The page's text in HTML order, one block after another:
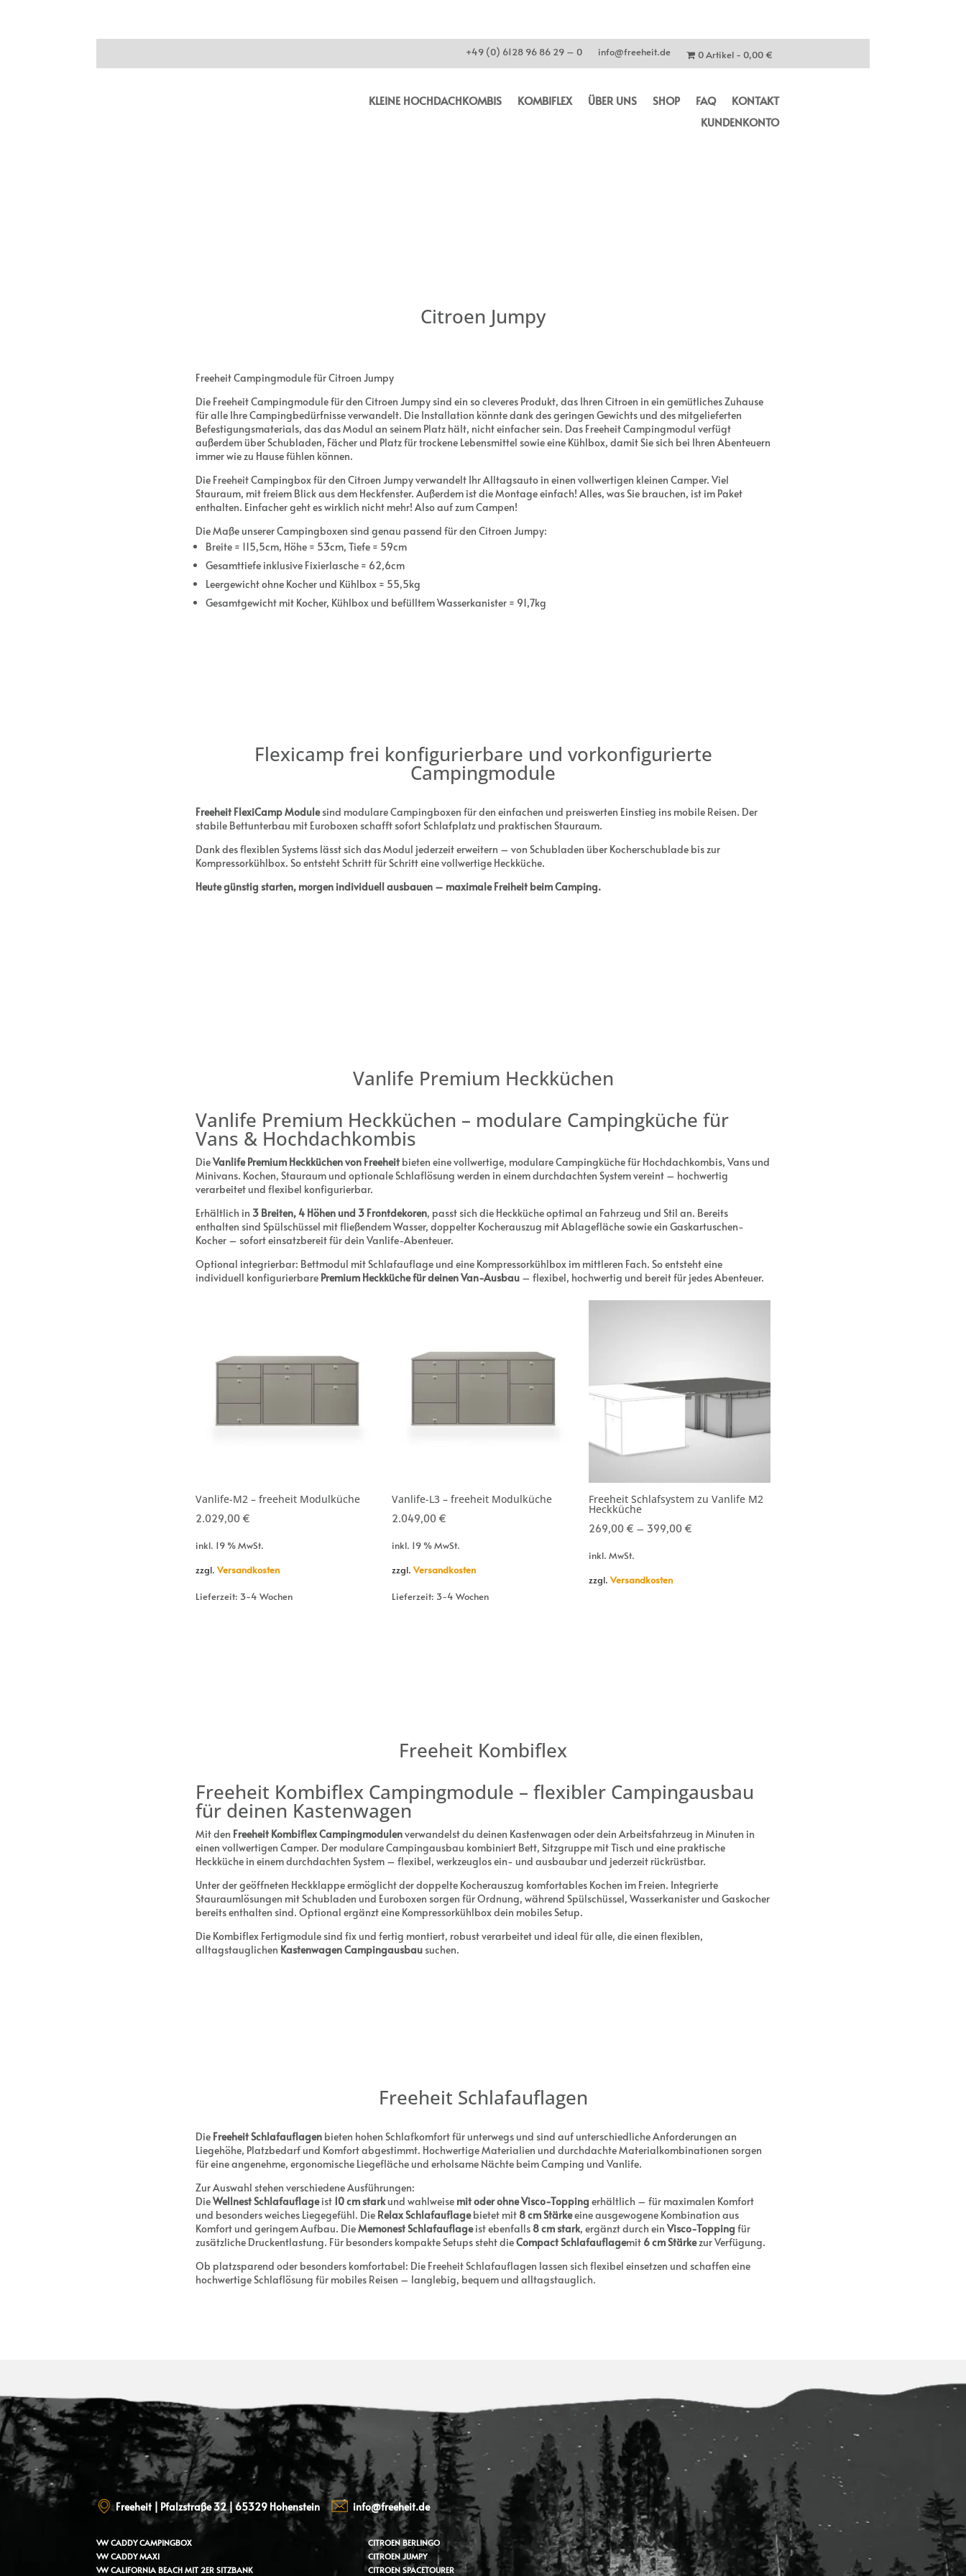
+49 (0) 6128 96 86 29 – 0 info@freeheit.de 0 Artikel 0,00 €
KLEINE HOCHDACHKOMBIS KOMBIFLEX ÜBER UNS SHOP FAQ
KONTAKT
KUNDENKONTO
Citroen Jumpy
Freeheit Campingmodule für Citroen Jumpy
Die Freeheit Campingmodule für den Citroen Jumpy sind ein so cleveres Produkt, das Ihren Citroen in ein gemütliches Zuhause
für alle Ihre Campingbedürfnisse verwandelt. Die Installation könnte dank des geringen Gewichts und des mitgelieferten
Befestigungsmaterials, das das Modul an seinem Platz hält, nicht einfacher sein. Das Freeheit Campingmodul verfügt
außerdem über Schubladen, Fächer und Platz für trockene Lebensmittel sowie eine Kühlbox, damit Sie sich bei Ihren Abenteuern
immer wie zu Hause fühlen können.
Die Freeheit Campingbox für den Citroen Jumpy verwandelt Ihr Alltagsauto in einen vollwertigen kleinen Camper. Viel
Stauraum, mit freiem Blick aus dem Heckfenster. Außerdem ist die Montage einfach! Alles, was Sie brauchen, ist im Paket
enthalten. Einfacher geht es wirklich nicht mehr! Also auf zum Campen!
Die Maße unserer Campingboxen sind genau passend für den Citroen Jumpy:
Breite = 115,5cm, Höhe = 53cm, Tiefe = 59cm
Gesamttiefe inklusive Fixierlasche = 62,6cm
Leergewicht ohne Kocher und Kühlbox = 55,5kg
Gesamtgewicht mit Kocher, Kühlbox und befülltem Wasserkanister = 91,7kg
Flexicamp frei konfigurierbare und vorkonfigurierte
Campingmodule
Freeheit FlexiCamp Modulesind modulare Campingboxen für den einfachen und preiswerten Einstieg ins mobile Reisen. Der
stabile Bettunterbau mit Euroboxen schafft sofort Schlafplatz und praktischen Stauraum.
Dank des flexiblen Systems lässt sich das Modul jederzeit erweitern – von Schubladen über Kocherschublade bis zur
Kompressorkühlbox. So entsteht Schritt für Schritt eine vollwertige Heckküche.
Heute günstig starten, morgen individuell ausbauen – maximale Freiheit beim Camping.
Vanlife Premium Heckküchen
Vanlife Premium Heckküchen – modulare Campingküche für
Vans & Hochdachkombis
DieVanlife Premium Heckküchen von Freeheit bieten eine vollwertige, modulare Campingküche für Hochdachkombis, Vans und
Minivans. Kochen, Stauraum und optionale Schlaflösung werden in einem durchdachten System vereint – hochwertig
verarbeitet und flexibel konfigurierbar.
Erhältlich in 3 Breiten, 4 Höhen und 3 Frontdekoren, passt sich die Heckküche optimal an Fahrzeug und Stil an. Bereits
enthalten sind Spülschüssel mit fließendem Wasser, doppelter Kocherauszug mit Ablagefläche sowie ein Gaskartuschen-
Kocher – sofort einsatzbereit für dein Vanlife-Abenteuer.
Optional integrierbar: Bettmodul mit Schlafauflage und eine Kompressorkühlbox im mittleren Fach. So entsteht eine
individuell konfigurierbare Premium Heckküche für deinen Van-Ausbau – flexibel, hochwertig und bereit für jedes Abenteuer.
Vanlife-M2 – freeheit Modulküche
2.029,00 €
inkl. 19 % MwSt.
zzgl.Versandkosten
Lieferzeit: 3-4 Wochen
Vanlife-L3 – freeheit Modulküche
2.049,00 €
inkl. 19 % MwSt.
zzgl.Versandkosten
Lieferzeit: 3-4 Wochen
Freeheit Schlafsystem zu Vanlife M2
Heckküche
269,00 € – 399,00 €
inkl. MwSt.
zzgl.Versandkosten
Freeheit Kombiflex
Freeheit Kombiflex Campingmodule – flexibler Campingausbau
für deinen Kastenwagen
Mit den Freeheit Kombiflex Campingmodulenverwandelst du deinen Kastenwagen oder dein Arbeitsfahrzeug in Minuten in
einen vollwertigen Camper. Der modulare Campingausbau kombiniert Bett, Sitzgruppe mit Tisch und eine praktische
Heckküche in einem durchdachten System – flexibel, werkzeuglos ein- und ausbaubar und jederzeit rückrüstbar.
Unter der geöffneten Heckklappe ermöglicht der doppelte Kocherauszug komfortables Kochen im Freien. Integrierte
Stauraumlösungen mit Schubladen und Euroboxen sorgen für Ordnung, während Spülschüssel, Wasserkanister und Gaskocher
bereits enthalten sind. Optional ergänzt eine Kompressorkühlbox dein mobiles Setup.
Die Kombiflex Fertigmodule sind fix und fertig montiert, robust verarbeitet und ideal für alle, die einen flexiblen,
alltagstauglichen Kastenwagen Campingausbau suchen.
Freeheit Schlafauflagen
Die Freeheit Schlafauflagen bieten hohen Schlafkomfort für unterwegs und sind auf unterschiedliche Anforderungen an
Liegehöhe, Platzbedarf und Komfort abgestimmt. Hochwertige Materialien und durchdachte Materialkombinationen sorgen
für eine angenehme, ergonomische Liegefläche und erholsame Nächte beim Camping und Vanlife.
Zur Auswahl stehen verschiedene Ausführungen:
DieWellnest Schlafauflageist 10 cm starkund wahlweise mit oder ohne Visco-Topping erhältlich – für maximalen Komfort
und besonders weiches Liegegefühl. Die Relax Schlafauflagebietet mit 8 cm Stärkeeine ausgewogene Kombination aus
Komfort und geringem Aufbau. DieMemonest Schlafauflageist ebenfalls 8 cm stark, ergänzt durch ein Visco-Topping für
zusätzliche Druckentlastung. Für besonders kompakte Setups steht dieCompact Schlafauflagemit 6 cm Stärkezur Verfügung.
Ob platzsparend oder besonders komfortabel: Die Freeheit Schlafauflagen lassen sich flexibel einsetzen und schaffen eine
hochwertige Schlaflösung für mobiles Reisen – langlebig, bequem und alltagstauglich.
Freeheit | Pfalzstraße 32 | 65329 Hohenstein info@freeheit.de
VW CADDY CAMPINGBOX
VW CADDY MAXI
VW CALIFORNIA BEACH MIT 2ER SITZBANK
CITROEN BERLINGO
CITROEN JUMPY
CITROEN SPACETOURER